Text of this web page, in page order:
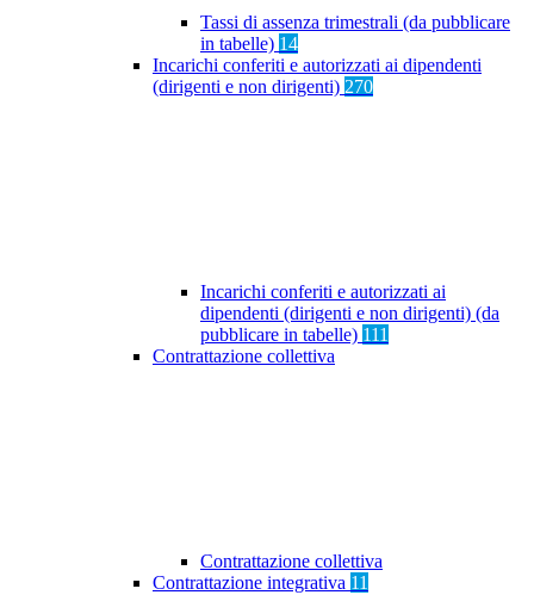
Tassi di assenza trimestrali (da pubblicare
in tabelle) 14
Incarichi conferiti e autorizzati ai dipendenti
(dirigenti e non dirigenti) 270
Incarichi conferiti e autorizzati ai
dipendenti (dirigenti e non dirigenti) (da
pubblicare in tabelle) 111
Contrattazione collettiva
Contrattazione collettiva
Contrattazione integrativa 11